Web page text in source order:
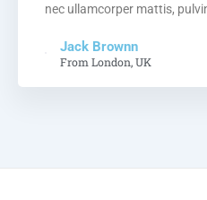
nec ullamcorper mattis,
Jack Brownn
From London, UK